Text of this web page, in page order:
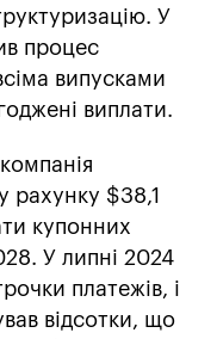
У
процес
випусками
виплати.
рахунку $38,1
купонних
У липні 2024
платежів, і
відсотки, що